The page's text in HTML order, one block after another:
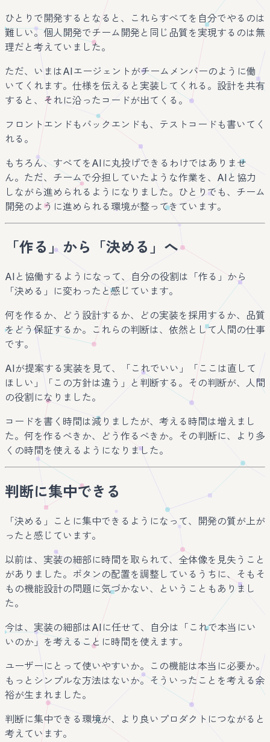
ひとりで開発するとなると、これらすべてを自分でやるのは
難しい。個人開発でチーム開発と同じ品質を実現するのは無
理だと考えていました。
ただ、いまはAIエージェントがチームメンバーのように働
いてくれます。仕様を伝えると実装してくれる。設計を共有
すると、それに沿ったコードが出てくる。
フロントエンドもバックエンドも、テストコードも書いてく
れる。
もちろん、すべてをAIに丸投げできるわけではありませ
ん。ただ、チームで分担していたような作業を、AIと協力
しながら進められるようになりました。ひとりでも、チーム
開発のように進められる環境が整ってきています。
「作る」から「決める」へ
AIと協働するようになって、自分の役割は「作る」から
「決める」に変わったと感じています。
何を作るか、どう設計するか、どの実装を採用するか、品質
をどう保証するか。これらの判断は、依然として人間の仕事
です。
AIが提案する実装を見て、「これでいい」「ここは直して
ほしい」「この方針は違う」と判断する。その判断が、人間
の役割になりました。
コードを書く時間は減りましたが、考える時間は増えまし
た。何を作るべきか、どう作るべきか。その判断に、より多
くの時間を使えるようになりました。
判断に集中できる
「決める」ことに集中できるようになって、開発の質が上が
ったと感じています。
以前は、実装の細部に時間を取られて、全体像を見失うこと
がありました。ボタンの配置を調整しているうちに、そもそ
もの機能設計の問題に気づかない、ということもありまし
た。
今は、実装の細部はAIに任せて、自分は「これで本当にい
いのか」を考えることに時間を使えます。
ユーザーにとって使いやすいか。この機能は本当に必要か。
もっとシンプルな方法はないか。そういったことを考える余
裕が生まれました。
判断に集中できる環境が、より良いプロダクトにつながると
考えています。